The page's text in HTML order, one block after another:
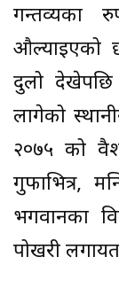
गन्तव्यका
औल्याइएको
दुलो देखेपछि
लागेको
२०७५ को
गुफाभित्र,
भगवानका
पोखरी